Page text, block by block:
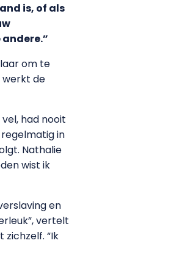
is, of als
om te
werkt de
had nooit
in
Nathalie
wist ik
en
vertelt
“Ik